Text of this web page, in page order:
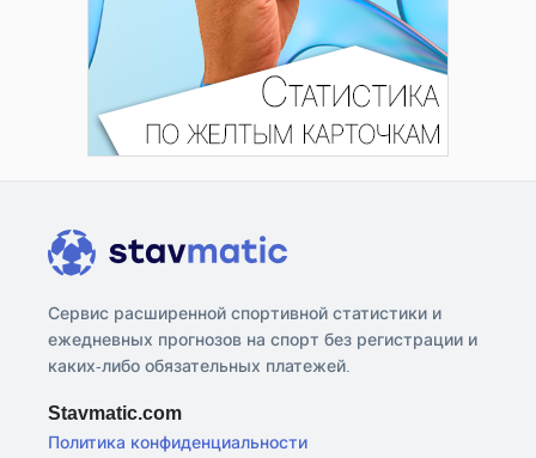
Сервис расширенной спортивной статистики и
ежедневных прогнозов на спорт без регистрации и
каких-либо обязательных платежей.
Stavmatic.com
Политика конфиденциальности